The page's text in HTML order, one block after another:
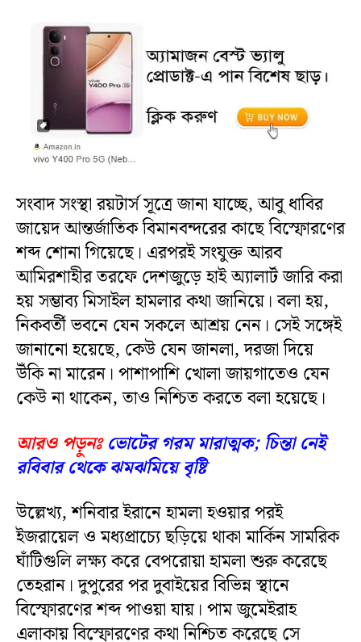
সংবাদ সংস্থা রয়টার্স সূত্রে জানা যাচ্ছে, আবু ধাবির
জায়েদ আন্তর্জাতিক বিমানবন্দরের কাছে বিস্ফোরণের
শব্দ শোনা গিয়েছে। এরপরই সংযুক্ত আরব
আমিরশাহীর তরফে দেশজুড়ে হাই অ্যালার্ট জারি করা
হয় সম্ভাব্য মিসাইল হামলার কথা জানিয়ে। বলা হয়,
নিকবর্তী ভবনে যেন সকলে আশ্রয় নেন। সেই সঙ্গেই
জানানো হয়েছে, কেউ যেন জানলা, দরজা দিয়ে
উঁকি না মারেন। পাশাপাশি খোলা জায়গাতেও যেন
কেউ না থাকেন, তাও নিশ্চিত করতে বলা হয়েছে।
আরও পড়ুনঃ ভোটের গরম মারাত্মক; চিন্তা নেই
রবিবার থেকে ঝমঝমিয়ে বৃষ্টি
উল্লেখ্য, শনিবার ইরানে হামলা হওয়ার পরই
ইজরায়েল ও মধ্যপ্রাচ্যে ছড়িয়ে থাকা মার্কিন সামরিক
ঘাঁটিগুলি লক্ষ্য করে বেপরোয়া হামলা শুরু করেছে
তেহরান। দুপুরের পর দুবাইয়ের বিভিন্ন স্থানে
বিস্ফোরণের শব্দ পাওয়া যায়। পাম জুমেইরাহ
এলাকায় বিস্ফোরণের কথা নিশ্চিত করেছে সে